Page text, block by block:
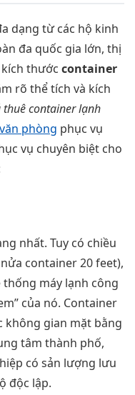
dạng từ các hộ kinh
đa quốc gia lớn, thị
thước container
rõ thể tích và kích
thuê container lạnh
phòng phục vụ
vụ chuyên biệt cho
nhất. Tuy có chiều
container 20 feet),
máy lạnh công
của nó. Container
không gian mặt bằng
tâm thành phố,
có sản lượng lưu
độc lập.